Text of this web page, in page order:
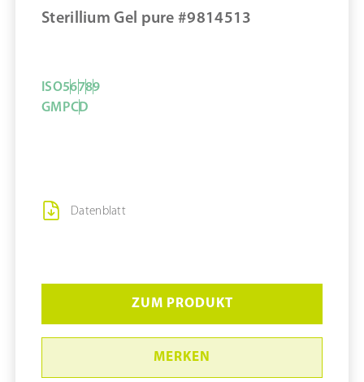
MERKEN
Sterillium Gel pure #9814513
Datenblatt
ISO56789
GMPCD
ZUM PRODUKT
MERKEN